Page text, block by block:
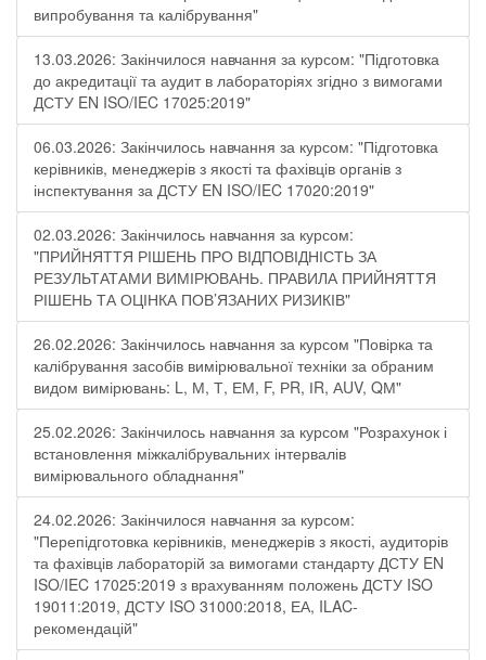
випробування та калібрування"
13.03.2026: Закінчилося навчання за курсом: "Підготовка
до акредитації та аудит в лабораторіях згідно з вимогами
ДСТУ EN ISO/IEC 17025:2019"
06.03.2026: Закінчилось навчання за курсом: "Підготовка
керівників, менеджерів з якості та фахівців органів з
інспектування за ДСТУ EN ISO/IEC 17020:2019"
02.03.2026: Закінчилось навчання за курсом:
"ПРИЙНЯТТЯ РІШЕНЬ ПРО ВІДПОВІДНІСТЬ ЗА
РЕЗУЛЬТАТАМИ ВИМІРЮВАНЬ. ПРАВИЛА ПРИЙНЯТТЯ
РІШЕНЬ ТА ОЦІНКА ПОВ’ЯЗАНИХ РИЗИКІВ"
26.02.2026: Закінчилось навчання за курсом "Повірка та
калібрування засобів вимірювальної техніки за обраним
видом вимірювань: L, М, Т, ЕМ, F, РR, ІR, АUV, QМ"
25.02.2026: Закінчилось навчання за курсом "Розрахунок і
встановлення міжкалібрувальних інтервалів
вимірювального обладнання"
24.02.2026: Закінчилося навчання за курсом:
"Перепідготовка керівників, менеджерів з якості, аудиторів
та фахівців лабораторій за вимогами стандарту ДСТУ EN
ISO/IEC 17025:2019 з врахуванням положень ДСТУ ISO
19011:2019, ДСТУ ISO 31000:2018, ЕА, ILAC-
рекомендацій"